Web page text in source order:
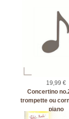
19,99 €
Concertino
trompette ou
piano